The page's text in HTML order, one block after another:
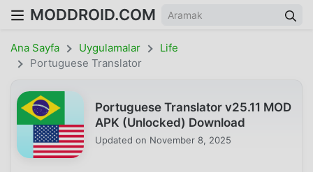
MODDROID.COM
Ana Sayfa Uygulamalar
Life
Portuguese Translator
Portuguese Translator v25.11 MOD
APK (Unlocked) Download
Updated on November 8, 2025